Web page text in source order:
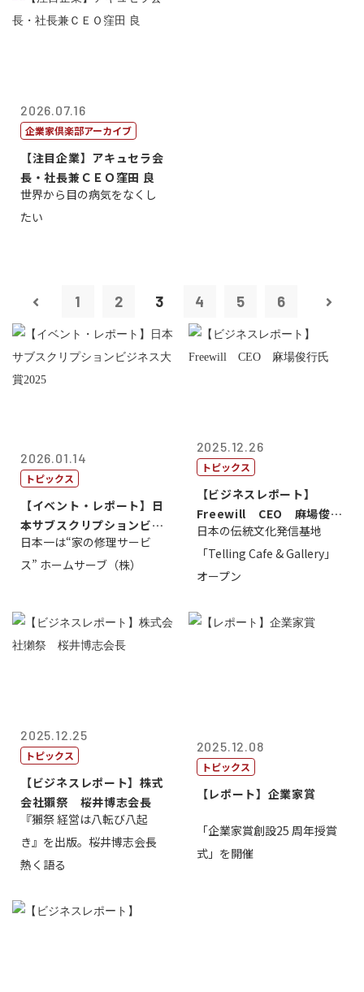
2026.07.16
企業家倶楽部アーカイブ
【注目企業】アキュセラ会
長・社長兼ＣＥＯ窪田 良
世界から目の病気をなくし
たい
1 2 3 4 5 6
2026.01.14
トピックス
【イベント・レポート】日
本サブスクリプションビジ
ネス大賞20...
日本一は“家の修理サービ
ス” ホームサーブ（株）
2025.12.26
トピックス
【ビジネスレポート】
Freewill CEO 麻場俊行
氏
日本の伝統文化発信基地
「Telling Cafe & Gallery」
オープン
2025.12.25
トピックス
【ビジネスレポート】株式
会社獺祭 桜井博志会長
『獺祭 経営は八転び八起
き』を出版。桜井博志会長
熱く語る
2025.12.08
トピックス
【レポート】企業家賞
「企業家賞創設25 周年授賞
式」を開催